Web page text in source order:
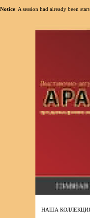
Notice: A session had already been
НАША